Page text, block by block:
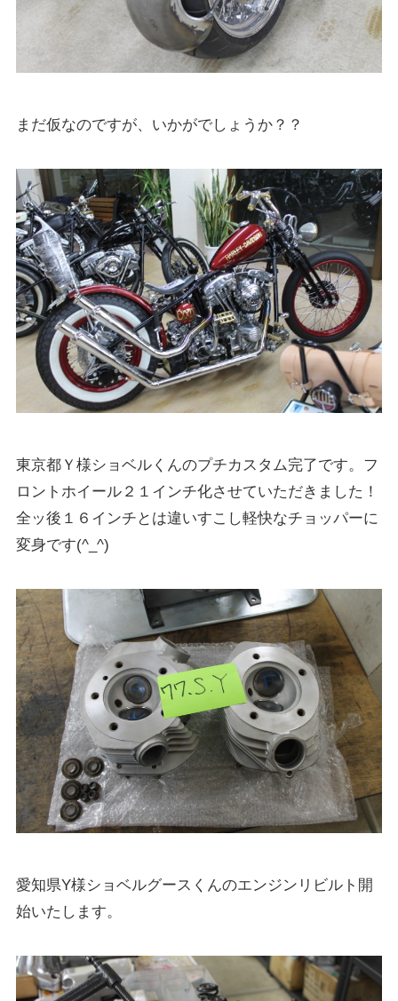
まだ仮なのですが、いかがでしょうか？？
東京都Ｙ様ショベルくんのプチカスタム完了です。フ
ロントホイール２１インチ化させていただきました！
全ッ後１６インチとは違いすこし軽快なチョッパーに
変身です(^_^)
愛知県Y様ショベルグースくんのエンジンリビルト開
始いたします。